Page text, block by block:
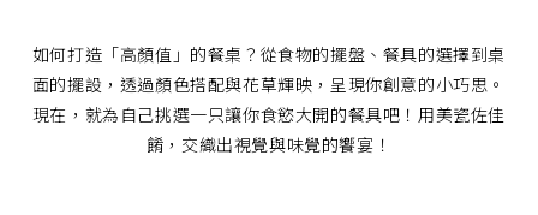
ecshop@franzcollection.com.tw
+886-2-2767-3320
0800-889-886
+886-2-2765-4174
如何打造「高顏值」的餐桌？從食物的擺盤、餐具的選擇到桌
面的擺設，透過顏色搭配與花草輝映，呈現你創意的小巧思。
現在，就為自己挑選一只讓你食慾大開的餐具吧！用美瓷佐佳
餚，交織出視覺與味覺的饗宴！